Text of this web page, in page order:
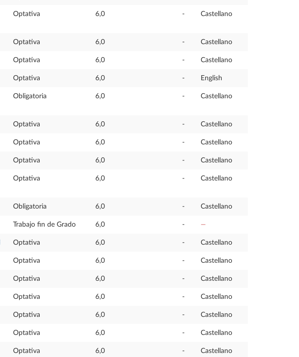
Optativa 6,0 - Castellano
Optativa 6,0 - Castellano
Optativa 6,0 - Castellano
Optativa 6,0 - English
Obligatoria 6,0 - Castellano
Optativa 6,0 - Castellano
Optativa 6,0 - Castellano
Optativa 6,0 - Castellano
Optativa 6,0 - Castellano
Obligatoria 6,0 - Castellano
Trabajo fin de Grado 6,0 - —
Optativa 6,0 - Castellano
Optativa 6,0 - Castellano
Optativa 6,0 - Castellano
Optativa 6,0 - Castellano
Optativa 6,0 - Castellano
Optativa 6,0 - Castellano
Optativa 6,0 - Castellano